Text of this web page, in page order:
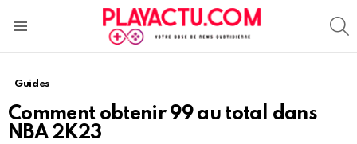
Guides
Comment obtenir 99 au total dans
NBA 2K23